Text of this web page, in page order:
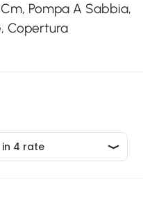
Pompa A Sabbia,
Copertura